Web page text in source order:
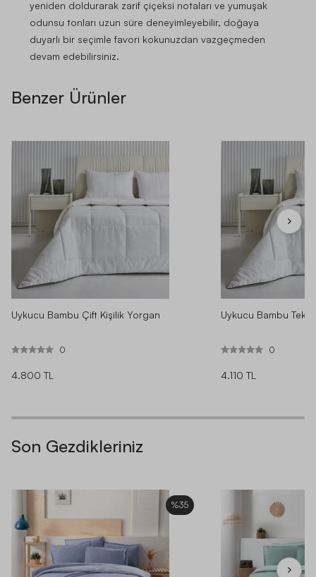
yeniden doldurarak zarif çiçeksi notaları ve yumuşak
odunsu tonları uzun süre deneyimleyebilir, doğaya
duyarlı bir seçimle favori kokunuzdan vazgeçmeden
devam edebilirsiniz.
Benzer Ürünler
Uykucu Bambu Çift Kişilik Yorgan
0
4.800 TL
Uykucu Bambu Tek
0
4.110 TL
Son Gezdikleriniz
%35